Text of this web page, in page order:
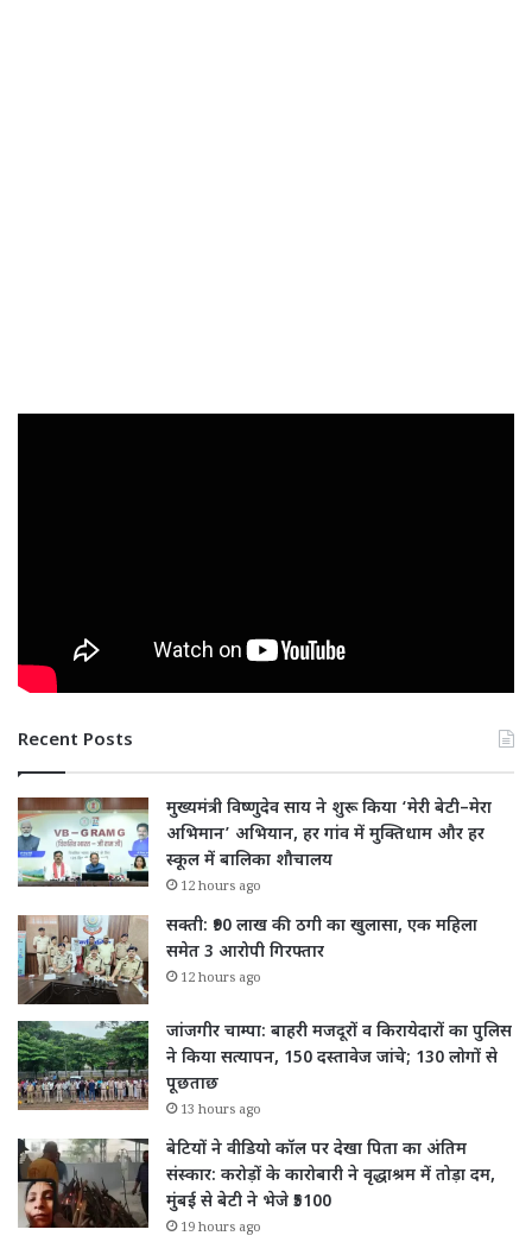
Recent Posts
मुख्यमंत्री विष्णुदेव साय ने शुरू किया ‘मेरी बेटी–मेरा
अभिमान’ अभियान, हर गांव में मुक्तिधाम और हर
स्कूल में बालिका शौचालय
12 hours ago
सक्ती: ₹90 लाख की ठगी का खुलासा, एक महिला
समेत 3 आरोपी गिरफ्तार
12 hours ago
जांजगीर चाम्पा: बाहरी मजदूरों व किरायेदारों का पुलिस
ने किया सत्यापन, 150 दस्तावेज जांचे; 130 लोगों से
पूछताछ
13 hours ago
बेटियों ने वीडियो कॉल पर देखा पिता का अंतिम
संस्कार: करोड़ों के कारोबारी ने वृद्धाश्रम में तोड़ा दम,
मुंबई से बेटी ने भेजे ₹5100
19 hours ago